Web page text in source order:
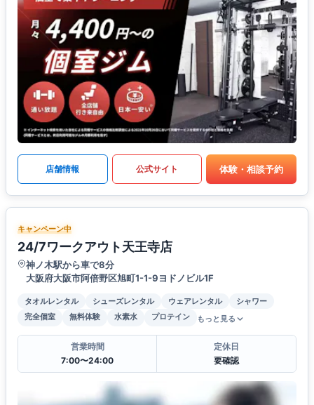
店舗情報 公式サイト 体験・相談予約
キャンペーン中
24/7ワークアウト天王寺店
神ノ木駅から車で8分
大阪府大阪市阿倍野区旭町1-1-9ヨドノビル1F
タオルレンタル シューズレンタル ウェアレンタル
シャワー
完全個室
無料体験 水素水 プロテイン もっと見る
営業時間
7:00〜24:00
定休日
要確認